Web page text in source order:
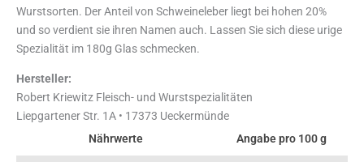
Wurstsorten. Der Anteil von Schweineleber liegt bei hohen 20%
und so verdient sie ihren Namen auch. Lassen Sie sich diese urige
Spezialität im 180g Glas schmecken.
Hersteller:
Robert Kriewitz Fleisch- und Wurstspezialitäten
Liepgartener Str. 1A • 17373 Ueckermünde
Nährwerte
Angabe pro 100 g